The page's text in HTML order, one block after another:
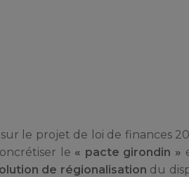
le projet de loi de finances
le « pacte girondin »
de régionalisation du